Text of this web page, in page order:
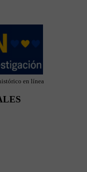
en línea